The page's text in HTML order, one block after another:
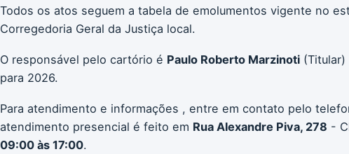
Todos os atos seguem a tabela de emolumentos vigente no
Corregedoria Geral da Justiça local.
O responsável pelo cartório é Paulo Roberto Marzinoti
para 2026.
Para atendimento e informações , entre em contato pelo
atendimento presencial é feito em Rua Alexandre Piva, 278 -
09:00 às 17:00.